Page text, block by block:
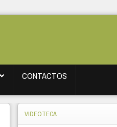
CONTACTOS
VIDEOTECA